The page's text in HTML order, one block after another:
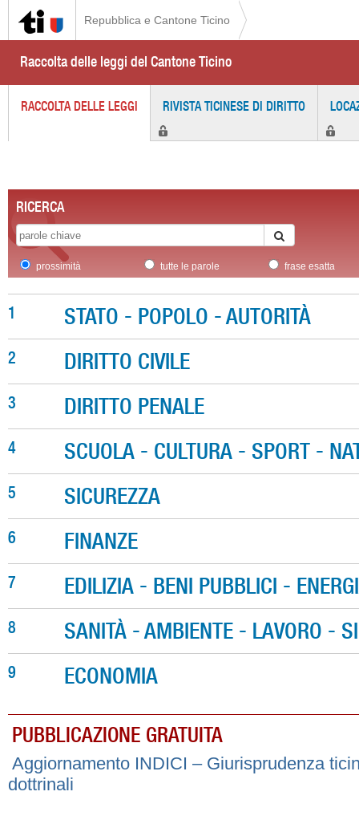
Repubblica e Cantone Ticino
Raccolta delle leggi del Cantone Ticino
RACCOLTA DELLE LEGGI RIVISTA TICINESE DI DIRITTO
RICERCA
prossimità tutte le parole frase esatta
1 STATO - POPOLO - AUTORITÀ
2 DIRITTO CIVILE
3 DIRITTO PENALE
4 SCUOLA - CULTURA - SPORT -
5 SICUREZZA
6 FINANZE
7 EDILIZIA - BENI PUBBLICI -
8 SANITÀ - AMBIENTE - LAVORO -
9 ECONOMIA
PUBBLICAZIONE GRATUITA
Aggiornamento INDICI – Giurisprudenza
dottrinali